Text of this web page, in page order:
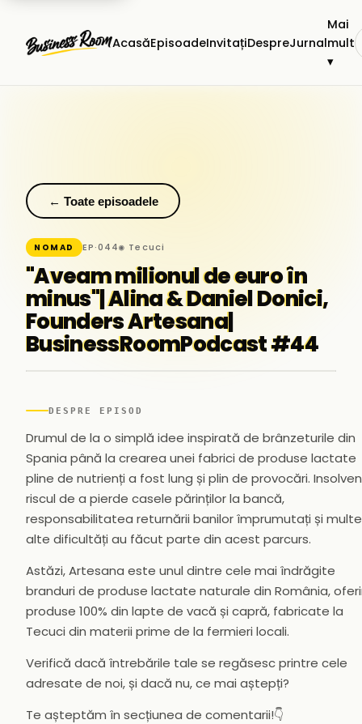
AcasăEpisoadeInvitațiDespreJurnal
Mai
mult
▾
← Toate episoadele
NOMAD EP·044◉ Tecuci
"Aveam milionul de euro în
minus"| Alina & Daniel Donici,
Founders Artesana|
BusinessRoomPodcast #44
DESPRE EPISOD
Drumul de la o simplă idee inspirată de brânzeturile din
Spania până la crearea unei fabrici de produse lactate
pline de nutrienți a fost lung și plin de provocări.
riscul de a pierde casele părinților la bancă,
responsabilitatea returnării banilor împrumutați și multe
alte dificultăți au făcut parte din acest parcurs.
Astăzi, Artesana este unul dintre cele mai îndrăgite
branduri de produse lactate naturale din România,
produse 100% din lapte de vacă și capră, fabricate la
Tecuci din materii prime de la fermieri locali.
Verifică dacă întrebările tale se regăsesc printre cele
adresate de noi, și dacă nu, ce mai aștepți?
Te așteptăm în secțiunea de comentarii!👇